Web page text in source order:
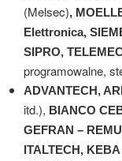
(Melsec),
Elettronica,
SIPRO,
programowalne,
ADVANTECH,
itd.), BIANCO
GEFRAN –
ITALTECH,